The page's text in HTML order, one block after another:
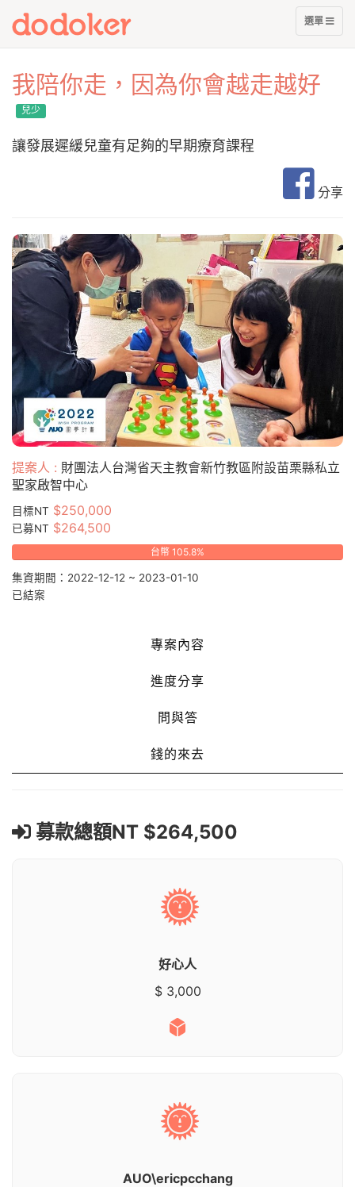
展
開
選
選單
我陪你走，因為你會越走越好
兒少
讓發展遲緩兒童有足夠的早期療育課程
分享
提案人 : 財團法人台灣省天主教會新竹教區附設苗栗縣私立
聖家啟智中心
目標NT $250,000
已募NT $264,500
台幣 105.8%
集資期間：2022-12-12 ~ 2023-01-10
已結案
專案內容
進度分享
問與答
錢的來去
募款總額NT $264,500
好心人
$ 3,000
AUO\ericpcchang